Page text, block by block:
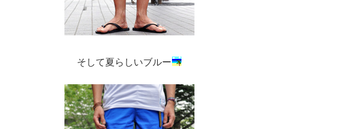
そして夏らしいブルー